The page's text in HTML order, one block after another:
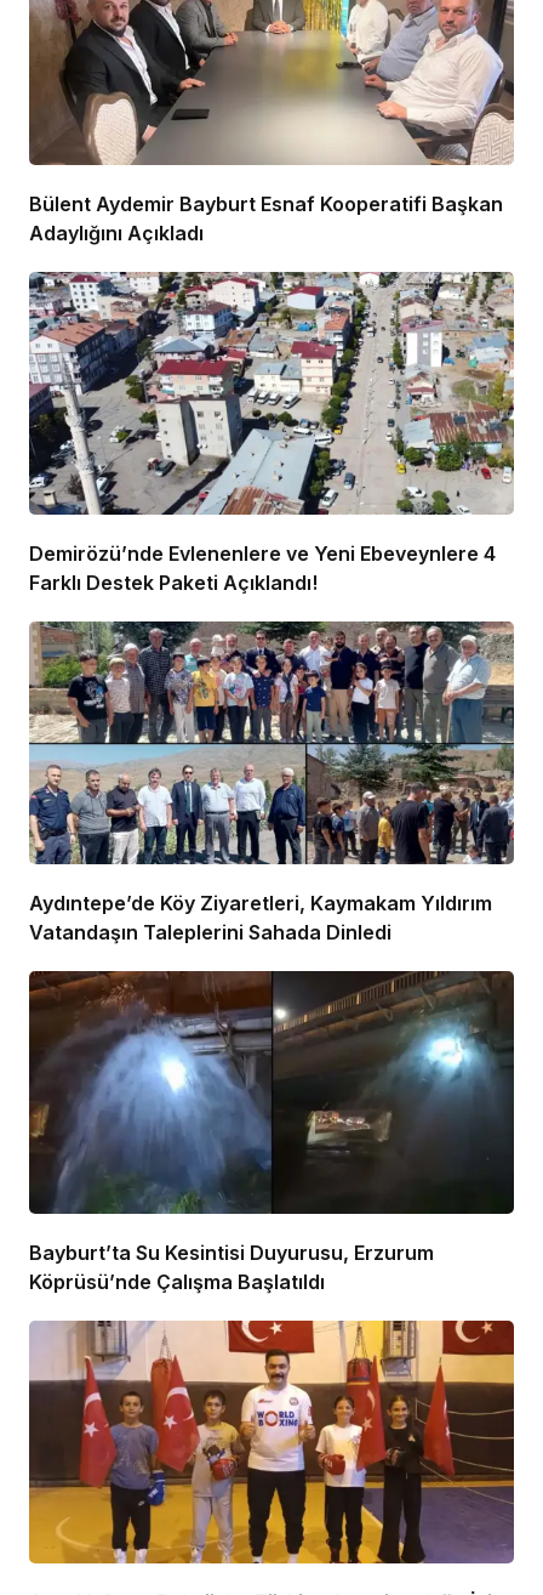
Bülent Aydemir Bayburt Esnaf Kooperatifi Başkan
Adaylığını Açıkladı
Demirözü’nde Evlenenlere ve Yeni Ebeveynlere 4
Farklı Destek Paketi Açıklandı!
Aydıntepe’de Köy Ziyaretleri, Kaymakam Yıldırım
Vatandaşın Taleplerini Sahada Dinledi
Bayburt’ta Su Kesintisi Duyurusu, Erzurum
Köprüsü’nde Çalışma Başlatıldı